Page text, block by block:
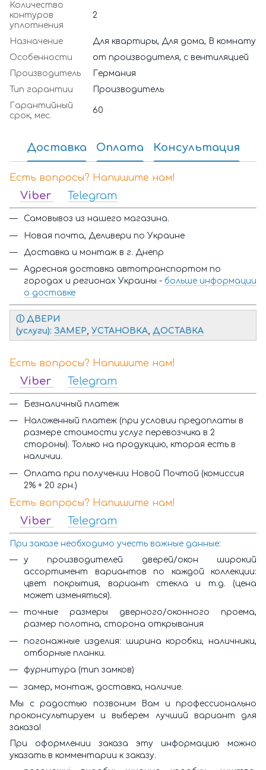
Количество
контуров
уплотнения
2
Назначение
Для квартиры, Для дома, В комнату
Особенности
от производителя, с вентиляцией
Производитель
Германия
Тип гарантии
Производитель
Гарантийный
срок, мес.
60
Доставка Оплата Консультация
Есть вопросы? Напишите нам!
Viber Telegram
Самовывоз из нашего магазина.
Новая почта, Деливери по Украине
Доставка и монтаж в г. Днепр
Адресная доставка автотранспортом по
городах и регионах Украины - больше информации
о доставке
ⓘ Д ВЕРИ
(услуги): ЗАМЕР УСТАНОВКА ДОСТАВКА
Есть вопросы? Напишите нам!
Viber Telegram
Безналичный платеж
Наложенный платеж (при условии предоплаты в
размере стоимости услуг перевозчика в 2
стороны). Только на продукцию, кторая есть в
наличии.
Оплата при получении Новой Почтой (комиссия
2% + 20 грн.)
Есть вопросы? Напишите нам!
Viber Telegram
При заказе необходимо учесть важные данные:
у производителей дверей/окон широкий
ассортимент вариантов по каждой коллекции:
цвет покрытия, вариант стекла и т.д. (цена
может изменяться).
точные размеры дверного/оконного проема,
размер полотна, сторона открывания
погонажные изделия: ширина коробки, наличники,
отборные планки.
фурнитура (тип замков)
замер, монтаж, доставка, наличие.
Мы с радостью позвоним Вам и профессионально
проконсультируем и выберем лучший вариант для
заказа!
При оформлении заказа эту информацию можно
указать в комментарии к заказу.